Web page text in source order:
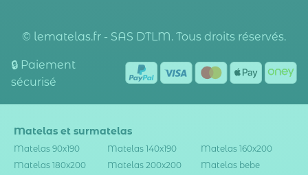
© lematelas.fr - SAS DTLM. Tous droits réservés.
🔒 Paiement
sécurisé
Matelas et surmatelas
Matelas 90x190 Matelas 140x190
Matelas 160x200
Matelas 180x200
Matelas 200x200
Matelas bebe